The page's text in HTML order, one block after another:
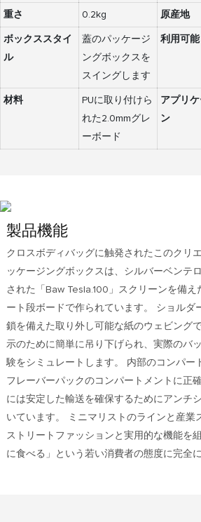
重さ 0.2kg 原産地
ボックススタイ
ル
蓋のパッケージ
ングボックスを
スイングします
利用可能
材料
PUに取り付けら
れた2.0mmグレ
ーボード
アプリ
ン
製品機能
クロスボディバッグに触発されたこのクリ
ッケージングボックスは、シルバーベンテ
された「Baw Tesla.100」スクリーンを備
ート段ボードで作られています。 ショルダ
鎖を備えた取り外し可能な紙のウェビング
示のために簡単に吊り下げられ、実際のバ
験をシミュレートします。 内部のコンパー
フレーバーパックのコンパートメントに正
には安定した輸送を確保するためにアンチ
いています。 ミニマリストのラインと産業
ストリートファッションと実用的な機能を
に食べる」という若い消費者の態度に完全